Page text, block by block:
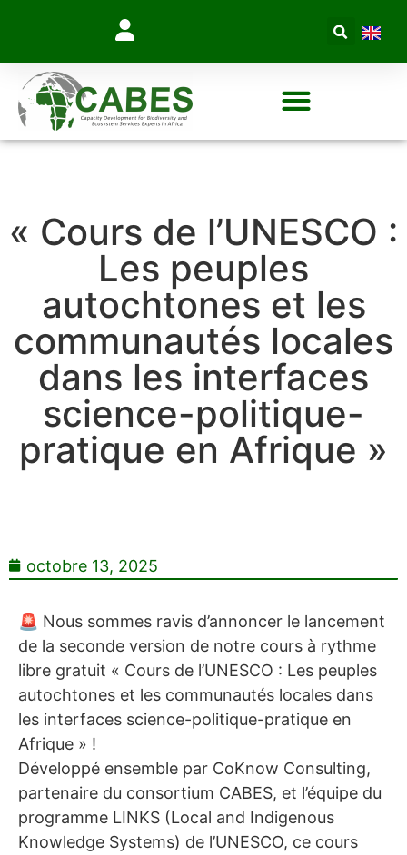
« Cours de l’UNESCO :
Les peuples
autochtones et les
communautés locales
dans les interfaces
science-politique-
pratique en Afrique »
octobre 13, 2025
🚨 Nous sommes ravis d’annoncer le lancement
de la seconde version de notre cours à rythme
libre gratuit « Cours de l’UNESCO : Les peuples
autochtones et les communautés locales dans
les interfaces science-politique-pratique en
Afrique » !
Développé ensemble par CoKnow Consulting,
partenaire du consortium CABES, et l’équipe du
programme LINKS (Local and Indigenous
Knowledge Systems) de l’UNESCO, ce cours